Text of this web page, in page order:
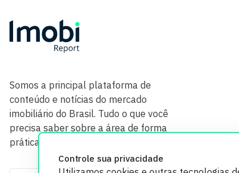
Controle sua privacidade
Somos a principal plataforma de
conteúdo e notícias do mercado
imobiliário do Brasil. Tudo o que você
precisa saber sobre a área de forma
prática e com credibilidade.